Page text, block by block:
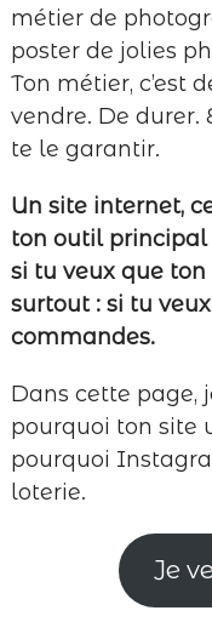
métier de
poster de jolies
Ton métier, c’est
vendre. De durer.
te le garantir.
Un site internet,
ton outil principal
si tu veux que
surtout : si tu
commandes.
Dans cette page,
pourquoi ton site
pourquoi
loterie.
Je